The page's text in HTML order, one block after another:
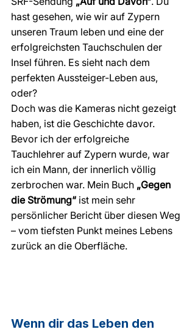
hast gesehen, wie wir auf Zypern
unseren Traum leben und eine der
erfolgreichsten Tauchschulen der
Insel führen. Es sieht nach dem
perfekten Aussteiger-Leben aus,
oder?
Doch was die Kameras nicht gezeigt
haben, ist die Geschichte davor.
Bevor ich der erfolgreiche
Tauchlehrer auf Zypern wurde, war
ich ein Mann, der innerlich völlig
zerbrochen war. Mein Buch „Gegen
die Strömung“ ist mein sehr
persönlicher Bericht über diesen Weg
– vom tiefsten Punkt meines Lebens
zurück an die Oberfläche.
Wenn dir das Leben den